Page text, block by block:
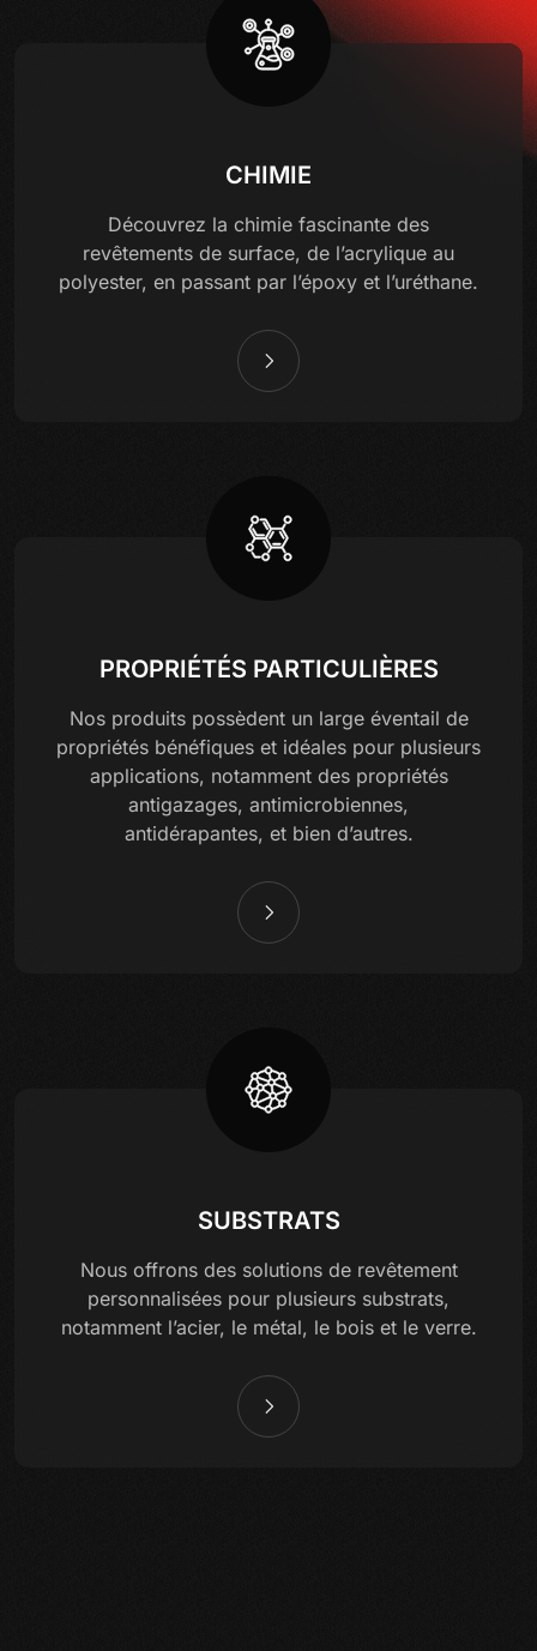
CHIMIE
Découvrez la chimie fascinante des
revêtements de surface, de l’acrylique au
polyester, en passant par l’époxy et l’uréthane.
PROPRIÉTÉS PARTICULIÈRES
Nos produits possèdent un large éventail de
propriétés bénéfiques et idéales pour plusieurs
applications, notamment des propriétés
antigazages, antimicrobiennes,
antidérapantes, et bien d’autres.
SUBSTRATS
Nous offrons des solutions de revêtement
personnalisées pour plusieurs substrats,
notamment l’acier, le métal, le bois et le verre.